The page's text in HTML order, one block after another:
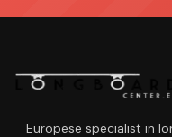
Europese specialist in